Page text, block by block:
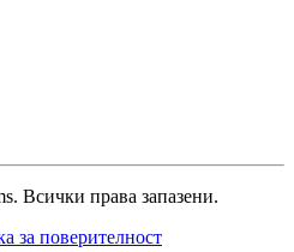
Всички права запазени.
за поверителност